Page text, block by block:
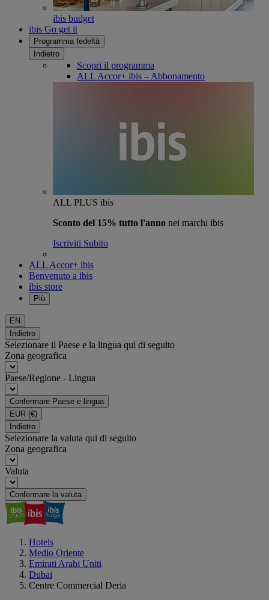
ibis budget
ibis Go get it
Programma fedeltà
Indietro
Scopri il programma
ALL Accor+ ibis – Abbonamento
ALL PLUS ibis
Sconto del 15% tutto l'anno nei marchi ibis
Iscriviti Subito
ALL Accor+ ibis
Benvenuto a ibis
ibis store
Più
EN
Indietro
Selezionare il Paese e la lingua qui di seguito
Zona geografica
Paese/Regione - Lingua
Confermare Paese e lingua
EUR (€)
Indietro
Selezionare la valuta qui di seguito
Zona geografica
Valuta
Confermare la valuta
Hotels
Medio Oriente
Emirati Arabi Uniti
Dubai
Centre Commercial Deria